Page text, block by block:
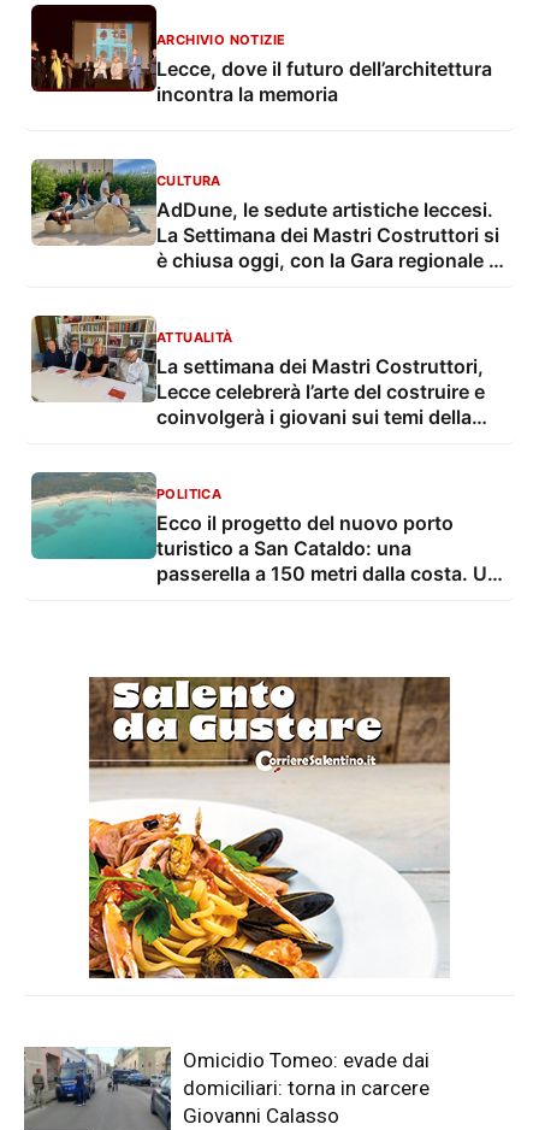
ARCHIVIO NOTIZIE
Lecce, dove il futuro dell’architettura
incontra la memoria
CULTURA
AdDune, le sedute artistiche leccesi.
La Settimana dei Mastri Costruttori si
è chiusa oggi, con la Gara regionale di
ATTUALITÀ
La settimana dei Mastri Costruttori,
Lecce celebrerà l’arte del costruire e
coinvolgerà i giovani sui temi della
POLITICA
Ecco il progetto del nuovo porto
turistico a San Cataldo: una
passerella a 150 metri dalla costa. Un
Omicidio Tomeo: evade dai
domiciliari: torna in carcere
Giovanni Calasso